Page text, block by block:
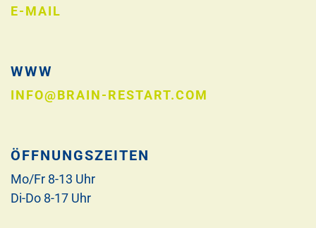
E-MAIL
WWW
INFO@BRAIN-RESTART.COM
ÖFFNUNGSZEITEN
Mo/Fr 8-13 Uhr
Di-Do 8-17 Uhr